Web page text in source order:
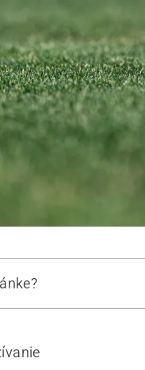
Lilienbergovi